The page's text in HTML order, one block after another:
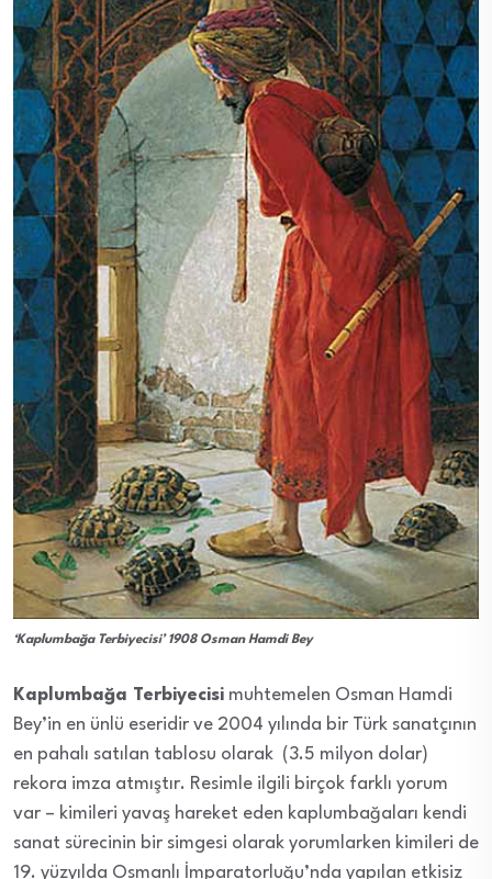
‘Kaplumbağa Terbiyecisi’ 1908 Osman Hamdi Bey
Kaplumbağa Terbiyecisi muhtemelen Osman Hamdi
Bey’in en ünlü eseridir ve 2004 yılında bir Türk sanatçının
en pahalı satılan tablosu olarak (3.5 milyon dolar)
rekora imza atmıştır. Resimle ilgili birçok farklı yorum
var – kimileri yavaş hareket eden kaplumbağaları kendi
sanat sürecinin bir simgesi olarak yorumlarken kimileri de
19. yüzyılda Osmanlı İmparatorluğu’nda yapılan etkisiz